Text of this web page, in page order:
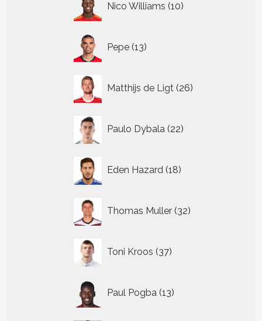
Nico Williams 10
producten
Pepe 13
producten
Matthijs de Ligt 26
producten
Paulo Dybala 22
producten
Eden Hazard 18
producten
Thomas Muller 32
producten
Toni Kroos 37
producten
Paul Pogba 13
producten